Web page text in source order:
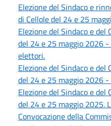
Elezione del Sindaco e
di Cellole del 24 e 25
Elezione del Sindaco e del
del 24 e 25 maggio 2026
elettori.
Elezione del Sindaco e del
del 24 e 25 maggio 2026
Elezione del Sindaco e del
del 24 e 25 maggio 2025.
Convocazione della